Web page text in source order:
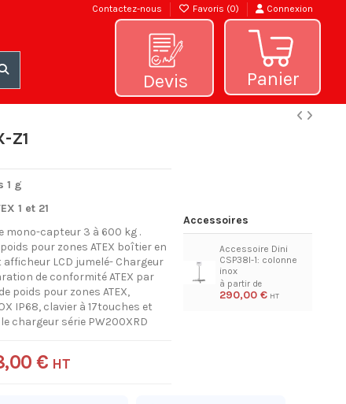
Contactez-nous Favoris (0) Connexion
Devis Panier
Z1
1 g
1 et 21
capteur 3 à 600 kg .
pour zones ATEX boîtier en
afficheur LCD jumelé- Chargeur
de conformité ATEX par
poids pour zones ATEX,
IP68, clavier à 17touches et
chargeur série PW200XRD
€ HT
Accessoires
Accessoire Dini
CSP38I-1: colonne
inox
290,00 €